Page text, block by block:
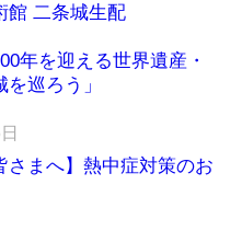
館 二条城生配
年を迎える世界遺産・
巡ろう」
さまへ】熱中症対策のお